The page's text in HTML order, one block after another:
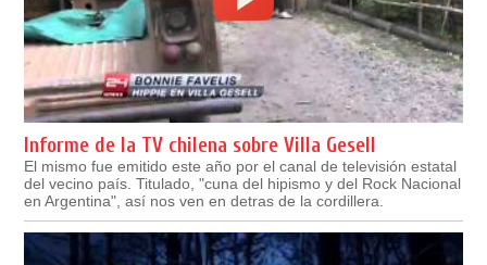
Informe de la TV chilena sobre Villa Gesell
El mismo fue emitido este año por el canal de televisión estatal
del vecino país. Titulado, "cuna del hipismo y del Rock Nacional
en Argentina", así nos ven en detras de la cordillera.